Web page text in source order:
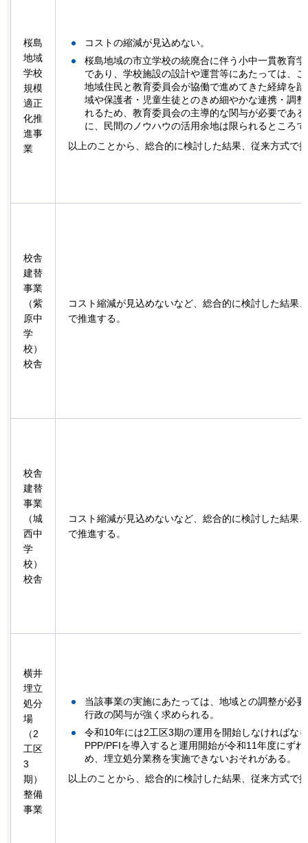
桜島
地域
学校
規模
適正
化推
進事
業
コストの縮減が見込めない。
桜島地域の市立学校の統廃合に伴う小中一貫教育
であり、学校施設の設計や運営等にあたっては、
地域住民と教育委員会が協働で進めてきた経緯を
域や保護者・児童生徒とのきめ細やかな連携・調
れるため、教育委員会の主導的な関与が必要であ
に、民間のノウハウの活用余地は限られるところ
以上のことから、総合的に検討した結果、従来方式で
校舎
建替
事業
（紫
原中
学
校）
校舎
コスト縮減が見込めないなど、総合的に検討した結果
で推進する。
校舎
建替
事業
（城
西中
学
校）
校舎
コスト縮減が見込めないなど、総合的に検討した結果
で推進する。
横井
埋立
処分
場
（2
工区
3
期）
整備
事業
当該事業の実施にあたっては、地域との調整が必
行政の関与が強く求められる。
令和10年には2工区3期の運用を開始しなければな
PPP/PFIを導入すると運用開始が令和11年度にずれ
め、埋立処分業務を実施できないおそれがある。
以上のことから、総合的に検討した結果、従来方式で